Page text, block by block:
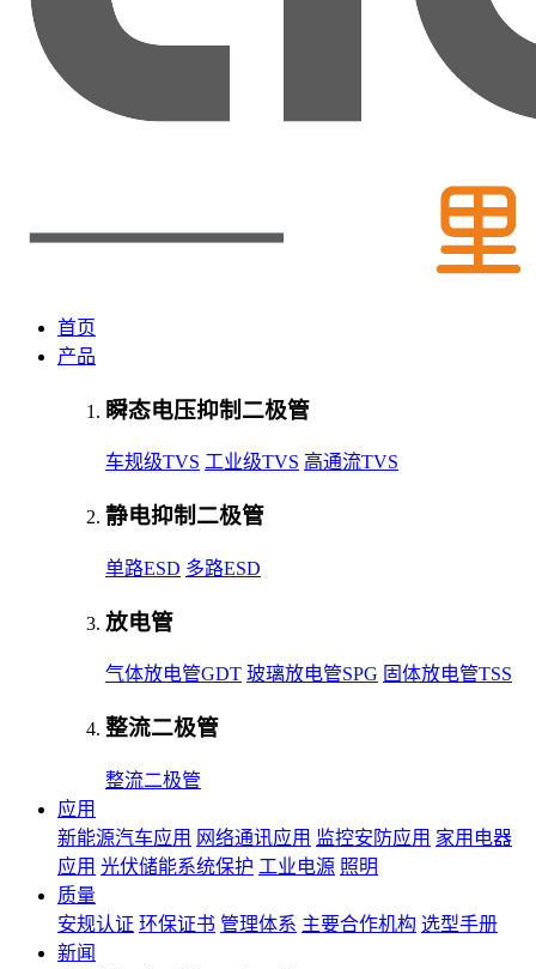
首页
产品
瞬态电压抑制二极管
车规级TVS 工业级TVS 高通流TVS
静电抑制二极管
单路ESD 多路ESD
放电管
气体放电管GDT 玻璃放电管SPG 固体放电管TSS
整流二极管
整流二极管
应用
新能源汽车应用 网络通讯应用 监控安防应用 家用电器
应用 光伏储能系统保护 工业电源 照明
质量
安规认证 环保证书 管理体系 主要合作机构 选型手册
新闻